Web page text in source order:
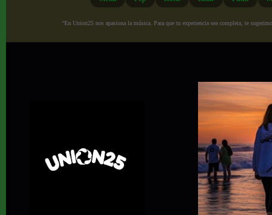
“En Union25 nos apasiona la música. Para que tu experiencia sea completa, te